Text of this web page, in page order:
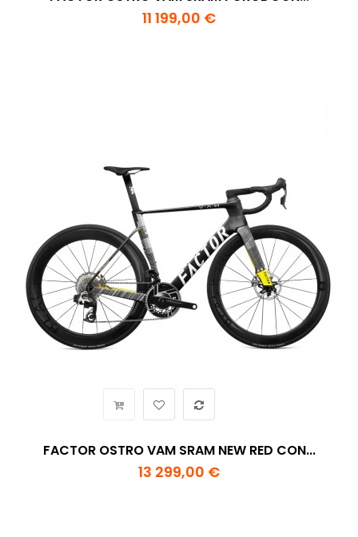
11 199,00 €
FACTOR OSTRO VAM SRAM NEW RED CON...
13 299,00 €